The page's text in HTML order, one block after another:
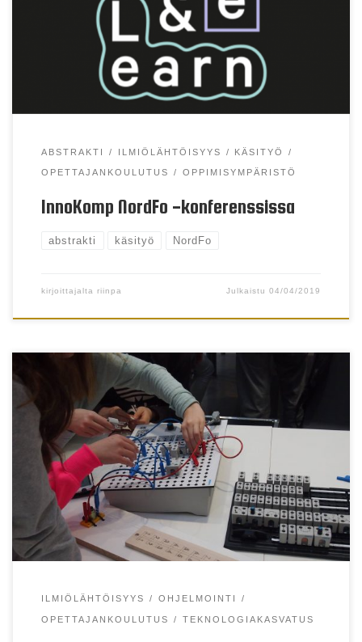
Helsinki, Finland, set pupils, teachers and student
teachers in new challenging roles. Pupils were
tasked to discover and redesign non-functional
areas from their school, […]
ABSTRAKTI ILMIÖLÄHTÖISYYS KÄSITYÖ
OPETTAJANKOULUTUS OPPIMISYMPÄRISTÖ
InnoKomp NordFo -konferenssissa
abstrakti käsityö NordFo
kirjoittajalta riinpa Julkaistu04/04/2019
Toiminnallinen ja ilmiölähtöinen oppiminen
konkreetissa oppimisympäristössä innostaa
oppilaita.
ILMIÖLÄHTÖISYYS OHJELMOINTI
OPETTAJANKOULUTUS TEKNOLOGIAKASVATUS